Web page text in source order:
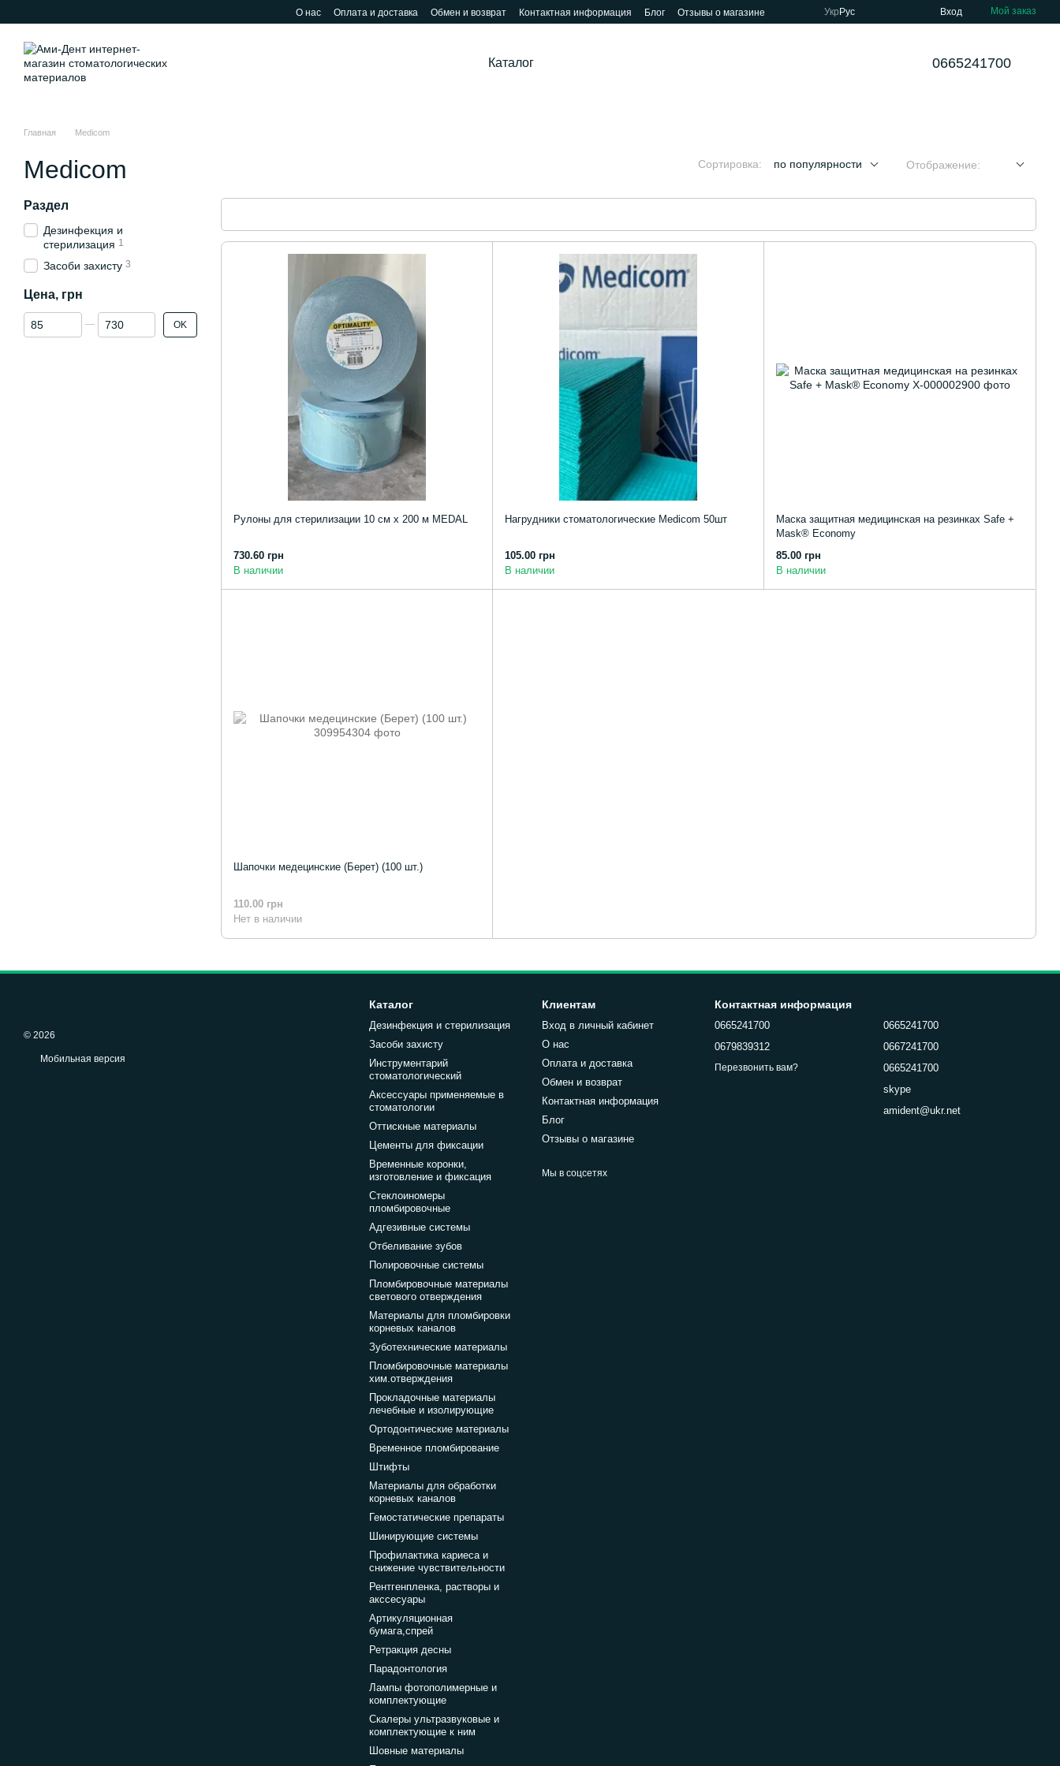
О нас Оплата и доставка Обмен и возврат Контактная информация Блог Отзывы о магазине Укр Рус Вход Мой заказ
Каталог 0665241700
Главная Medicom
Medicom Сортировка: по популярности Отображение:
Рулоны для стерилизации 10 см х 200 м MEDAL
730.60 грн
В наличии
Нагрудники стоматологические Medicom 50шт
105.00 грн
В наличии
Маска защитная медицинская на резинках Safe +
Mask® Economy
85.00 грн
В наличии
Шапочки медецинские (Берет) (100 шт.)
110.00 грн
Нет в наличии
Раздел
Дезинфекция и
стерилизация 1
Засоби захисту 3
Цена, грн
От Цена, грн
До Цена, грн OK
© 2026
Мобильная версия
Каталог
Дезинфекция и стерилизация
Засоби захисту
Инструментарий
стоматологический
Аксессуары применяемые в
стоматологии
Оттискные материалы
Цементы для фиксации
Временные коронки,
изготовление и фиксация
Стеклоиномеры
пломбировочные
Адгезивные системы
Отбеливание зубов
Полировочные системы
Пломбировочные материалы
светового отверждения
Материалы для пломбировки
корневых каналов
Зуботехнические материалы
Пломбировочные материалы
хим.отверждения
Прокладочные материалы
лечебные и изолирующие
Ортодонтические материалы
Временное пломбирование
Штифты
Материалы для обработки
корневых каналов
Гемостатические препараты
Шинирующие системы
Профилактика кариеса и
снижение чувствительности
Рентгенпленка, растворы и
акссесуары
Артикуляционная
бумага,спрей
Ретракция десны
Парадонтология
Лампы фотополимерные и
комплектующие
Скалеры ультразвуковые и
комплектующие к ним
Шовные материалы
Клиентам
Вход в личный кабинет
О нас
Оплата и доставка
Обмен и возврат
Контактная информация
Блог
Отзывы о магазине
Мы в соцсетях
Контактная информация
0665241700
0679839312
Перезвонить вам?
0665241700
0667241700
0665241700
skype
amident@ukr.net